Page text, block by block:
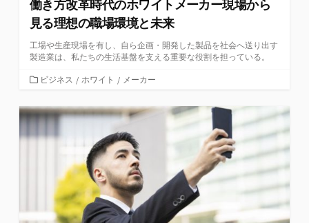
働き方改革時代のホワイトメーカー現場から
見る理想の職場環境と未来
工場や生産現場を有し、自ら企画・開発した製品を社会へ送り出す
製造業は、私たちの生活基盤を支える重要な役割を担っている。
カ
ゴ
リ
ビジネス / ホワイト / メーカー